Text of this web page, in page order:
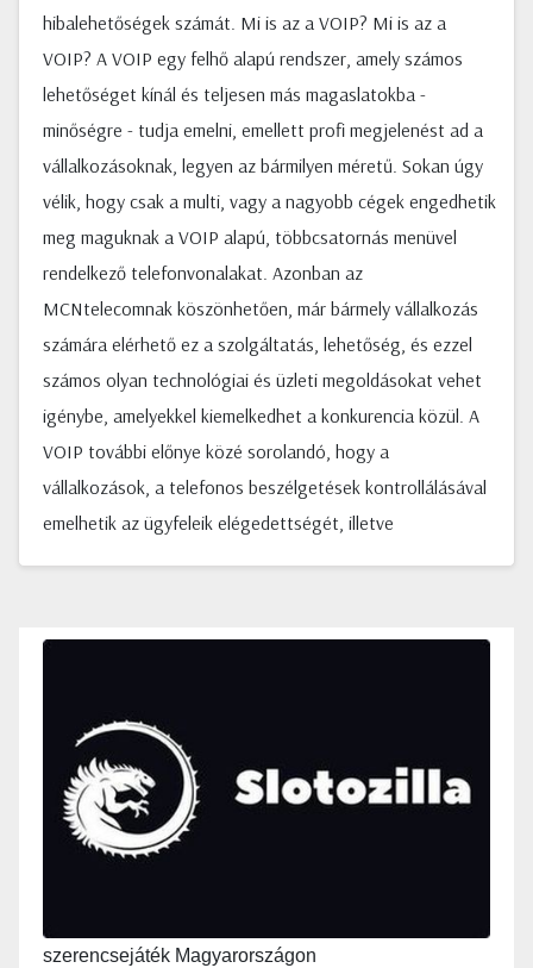
hibalehetőségek számát. Mi is az a VOIP? Mi is az a
VOIP? A VOIP egy felhő alapú rendszer, amely számos
lehetőséget kínál és teljesen más magaslatokba -
minőségre - tudja emelni, emellett profi megjelenést ad a
vállalkozásoknak, legyen az bármilyen méretű. Sokan úgy
vélik, hogy csak a multi, vagy a nagyobb cégek engedhetik
meg maguknak a VOIP alapú, többcsatornás menüvel
rendelkező telefonvonalakat. Azonban az
MCNtelecomnak köszönhetően, már bármely vállalkozás
számára elérhető ez a szolgáltatás, lehetőség, és ezzel
számos olyan technológiai és üzleti megoldásokat vehet
igénybe, amelyekkel kiemelkedhet a konkurencia közül. A
VOIP további előnye közé sorolandó, hogy a
vállalkozások, a telefonos beszélgetések kontrollálásával
emelhetik az ügyfeleik elégedettségét, illetve
szerencsejáték Magyarországon